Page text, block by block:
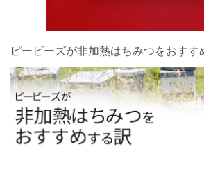
ピービーズが非加熱はちみつをおすす